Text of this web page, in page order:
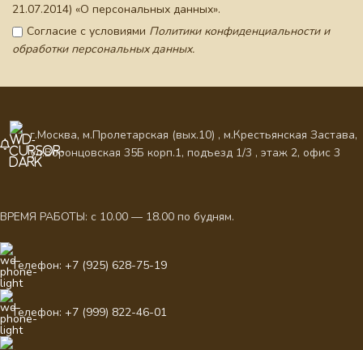
21.07.2014) «О персональных данных».
Согласие с условиями Политики конфиденциальности и
обработки персональных данных.
г.Москва, м.Пролетарская (вых.10) , м.Крестьянская Застава,
ул.Воронцовская 35Б корп.1, подъезд 1/3 , этаж 2, офис 3
ВРЕМЯ РАБОТЫ: с 10.00 — 18.00 по будням.
Телефон: +7 (925) 628-75-19
Телефон: +7 (999) 822-46-01